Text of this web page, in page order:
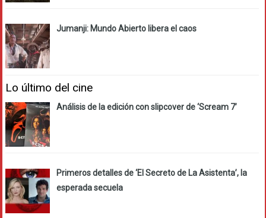
Jumanji: Mundo Abierto libera el caos
Lo último del cine
Análisis de la edición con slipcover de ‘Scream 7’
Primeros detalles de ‘El Secreto de La Asistenta’, la
esperada secuela